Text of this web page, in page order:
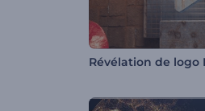
Révélation de logo